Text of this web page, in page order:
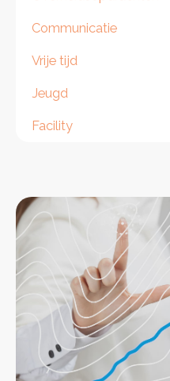
Werving & selectie
Coaching en ontwikkeling
Communicatie
Vrije tijd
Jeugd
Facility